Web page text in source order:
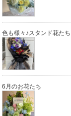
色も様々♪スタンド花たち
6月のお花たち